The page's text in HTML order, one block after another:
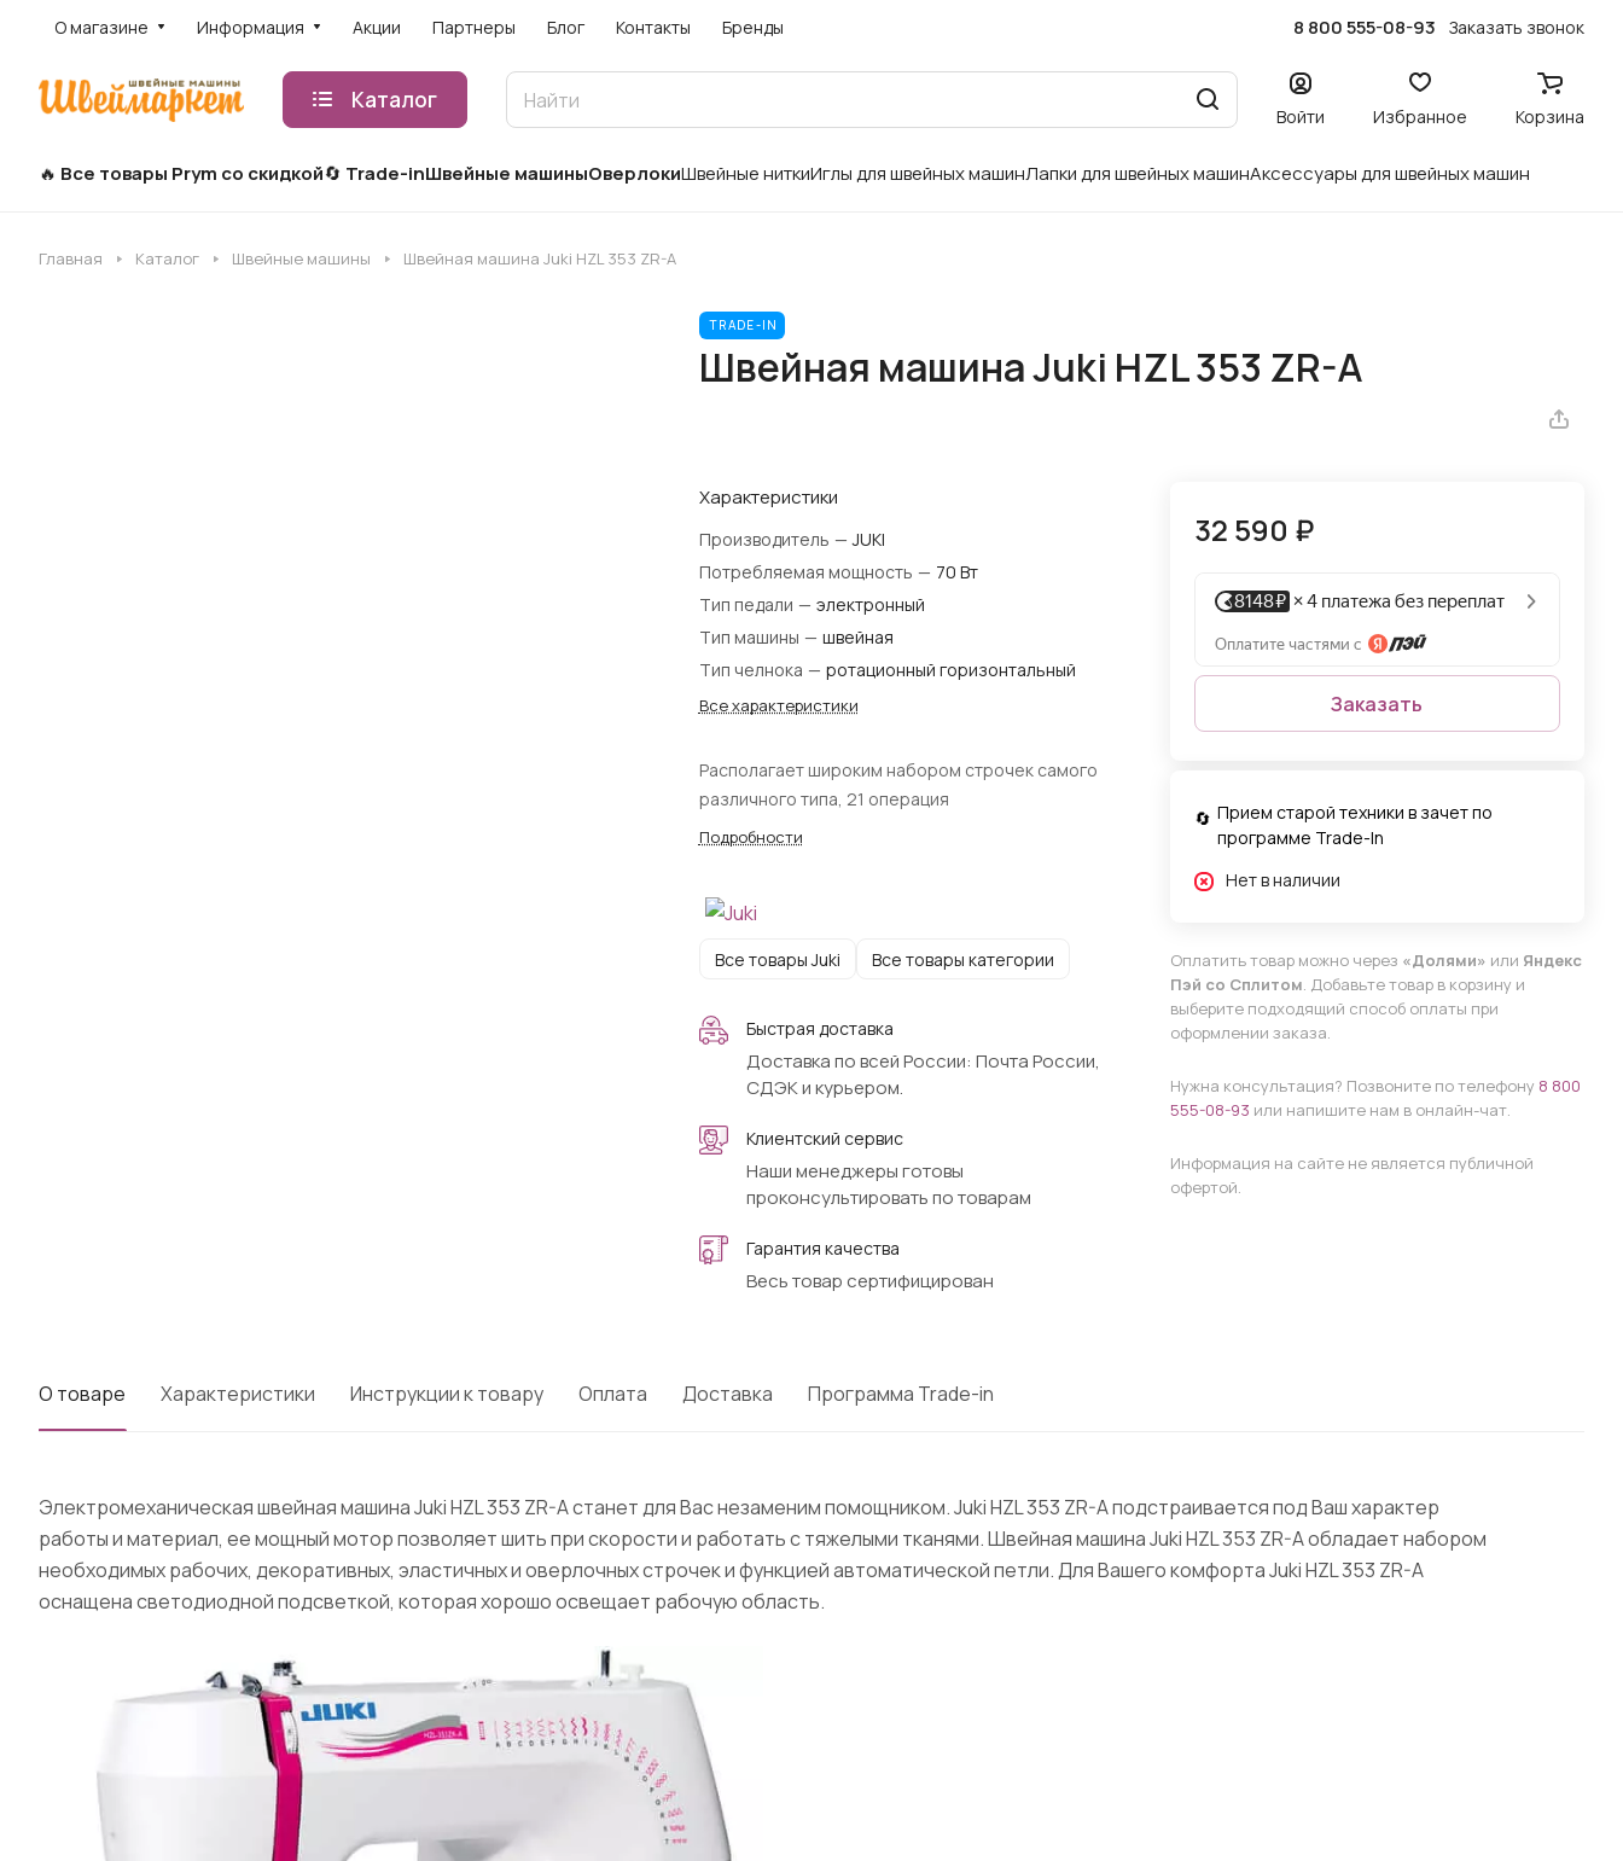
О магазине Информация Акции Партнеры Блог Контакты Бренды 8 800 555-08-93 Заказать звонок
Каталог
Войти Избранное Корзина
Все товары Prym со скидкой Trade-inШвейные машиныОверлокиШвейные ниткиИглы для швейных машинЛапки для швейных машинАксессуары для швейных машин
Главная Каталог Швейные машины Швейная машина Juki HZL 353 ZR-A
TRADE-IN
Швейная машина Juki HZL 353 ZR-A
Характеристики
Производитель — JUKI
Потребляемая мощность — 70 Вт
Тип педали — электронный
Тип машины — швейная
Тип челнока — ротационный горизонтальный
Все характеристики
Располагает широким набором строчек самого
различного типа, 21 операция
Подробности
Все товары Juki Все товары категории
Быстрая доставка
Доставка по всей России: Почта России,
СДЭК и курьером.
Клиентский сервис
Наши менеджеры готовы
проконсультировать по товарам
Гарантия качества
Весь товар сертифицирован
32 590 ₽
Заказать
Прием старой техники в зачет по
программе Trade-In
Нет в наличии
Оплатить товар можно через «Долями» или Яндекс
Пэй со Сплитом. Добавьте товар в корзину и
выберите подходящий способ оплаты при
оформлении заказа.
Нужна консультация? Позвоните по телефону 8 800
555-08-93 или напишите нам в онлайн-чат.
Информация на сайте не является публичной
офертой.
О товаре Характеристики Инструкции к товару Оплата Доставка Программа Trade-in
Электромеханическая швейная машина Juki HZL 353 ZR-A станет для Вас незаменим помощником. Juki HZL 353 ZR-A подстраивается под Ваш характер
работы и материал, ее мощный мотор позволяет шить при скорости и работать с тяжелыми тканями. Швейная машина Juki HZL 353 ZR-A обладает набором
необходимых рабочих, декоративных, эластичных и оверлочных строчек и функцией автоматической петли. Для Вашего комфорта Juki HZL 353 ZR-A
оснащена светодиодной подсветкой, которая хорошо освещает рабочую область.